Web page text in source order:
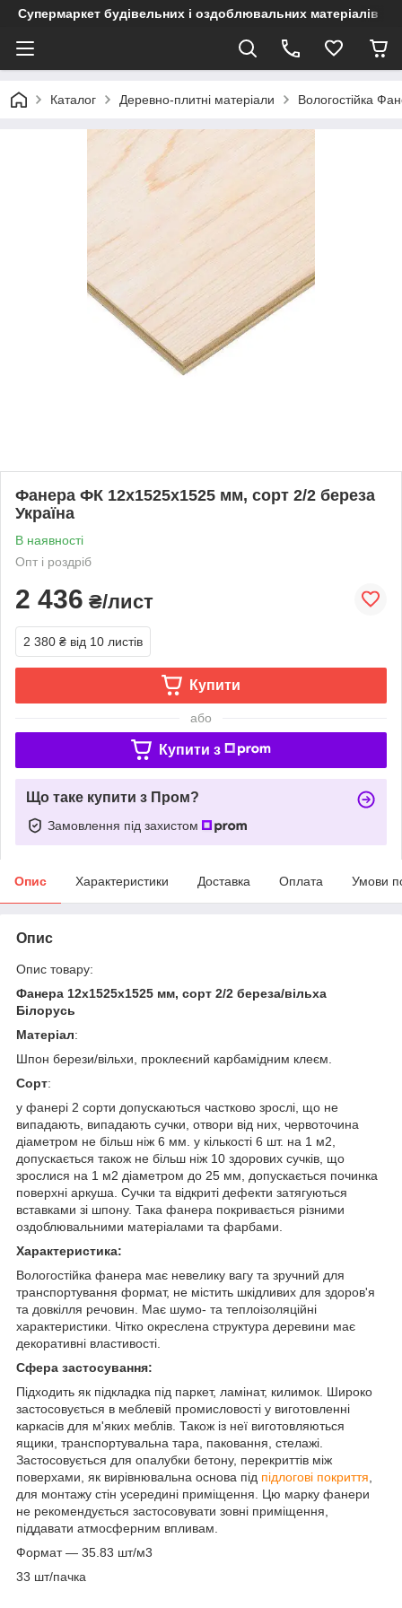
Супермаркет будівельних і оздоблювальних матеріалів
Каталог Деревно-плитні матеріали Вологостійка
Фанера ФК 12х1525х1525 мм, сорт 2/2 береза
Україна
В наявності
Опт і роздріб
2 436 ₴/лист
2 380 ₴ від 10 листів
Купити
або
Купити з
Що таке купити з Пром?
Замовлення під захистом
Опис Характеристики Доставка Оплата Умови
Опис
Опис товару:
Фанера 12х1525х1525 мм, сорт 2/2 береза/вільха
Білорусь
Матеріал:
Шпон берези/вільхи, проклеєний карбамідним клеєм.
Сорт:
у фанері 2 сорти допускаються частково зрослі, що не
випадають, випадають сучки, отвори від них, червоточина
діаметром не більш ніж 6 мм. у кількості 6 шт. на 1 м2,
допускається також не більш ніж 10 здорових сучків, що
зрослися на 1 м2 діаметром до 25 мм, допускається починка
поверхні аркуша. Сучки та відкриті дефекти затягуються
вставками зі шпону. Така фанера покривається різними
оздоблювальними матеріалами та фарбами.
Характеристика:
Вологостійка фанера має невелику вагу та зручний для
транспортування формат, не містить шкідливих для здоров'я
та довкілля речовин. Має шумо- та теплоізоляційні
характеристики. Чітко окреслена структура деревини має
декоративні властивості.
Сфера застосування:
Підходить як підкладка під паркет, ламінат, килимок. Широко
застосовується в меблевій промисловості у виготовленні
каркасів для м'яких меблів. Також із неї виготовляються
ящики, транспортувальна тара, паковання, стелажі.
Застосовується для опалубки бетону, перекриттів між
поверхами, як вирівнювальна основа під підлогові покриття
для монтажу стін усередині приміщення. Цю марку фанери
не рекомендується застосовувати зовні приміщення,
піддавати атмосферним впливам.
Формат — 35.83 шт/м3
33 шт/пачка